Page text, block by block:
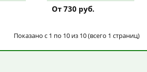
От 730 руб.
Показано с 1 по 10 из 10 (всего 1 страниц)